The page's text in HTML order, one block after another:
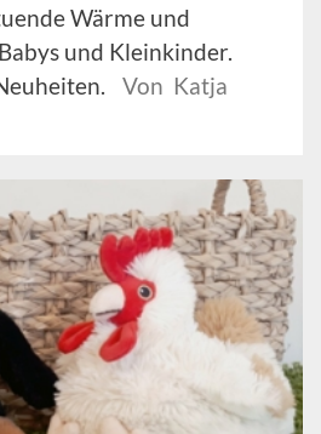
Wärme und
und Kleinkinder.
Von Katja